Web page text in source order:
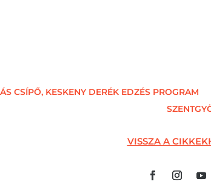
CSÍPŐ, KESKENY DERÉK EDZÉS PROGRAM
VISSZA A